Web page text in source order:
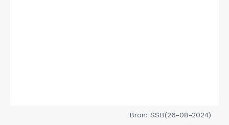
Bron: SSB(26-08-2024)